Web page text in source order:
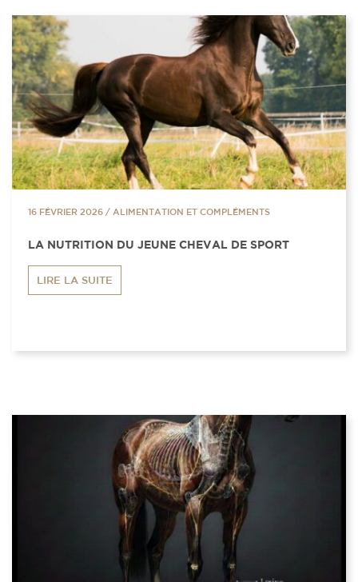
16 FÉVRIER 2026 / ALIMENTATION ET COMPLÉMENTS
LA NUTRITION DU JEUNE CHEVAL DE SPORT
LIRE LA SUITE